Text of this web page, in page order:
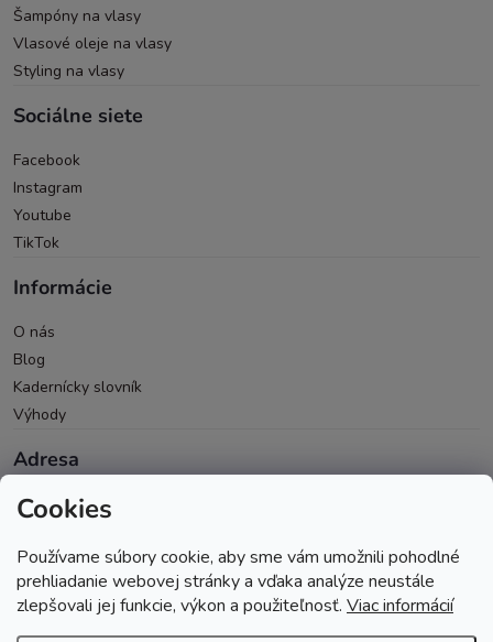
Cookies
Používame súbory cookie, aby sme vám umožnili pohodlné
prehliadanie webovej stránky a vďaka analýze neustále
zlepšovali jej funkcie, výkon a použiteľnosť. Viac informácií
Šampóny na vlasy
Vlasové oleje na vlasy
Styling na vlasy
Sociálne siete
Facebook
Instagram
Youtube
TikTok
Informácie
O nás
Blog
Kadernícky slovník
Výhody
Adresa
Oravická 614/14
Okres Tvrdošín